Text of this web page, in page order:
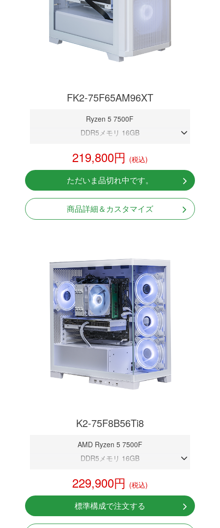
FK2-75F65AM96XT
Ryzen 5 7500F
DDR5メモリ 16GB
NVMeSSD 1TB
Windows11 Home 64bit
219,800円 (税込)
ただいま品切れ中です。
商品詳細＆カスタマイズ
K2-75F8B56Ti8
AMD Ryzen 5 7500F
DDR5メモリ 16GB
NVMeSSD 1TB
Windows11 Home 64bit
229,900円 (税込)
標準構成で注文する